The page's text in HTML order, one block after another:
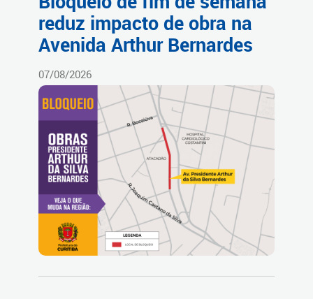
reduz impacto de obra na
Avenida Arthur Bernardes
07/08/2026